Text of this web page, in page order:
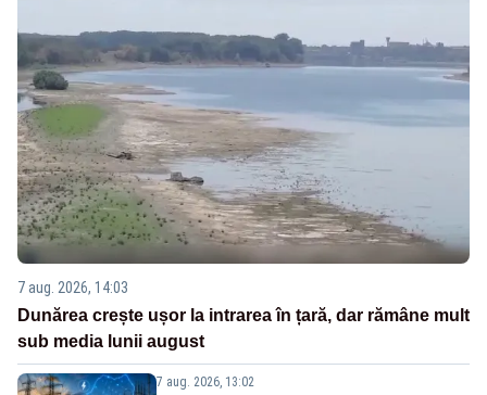
7 aug. 2026, 14:03
Dunărea crește ușor la intrarea în țară, dar rămâne mult
sub media lunii august
7 aug. 2026, 13:02